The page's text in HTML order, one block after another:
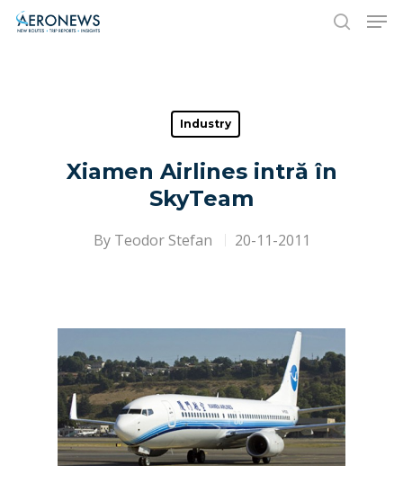
Hit enter to search or ESC to close
Industry
Xiamen Airlines intră în
SkyTeam
By Teodor Stefan 20-11-2011